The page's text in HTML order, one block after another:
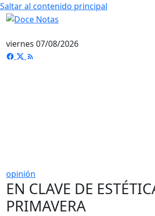
Saltar al contenido principal
viernes 07/08/2026
opinión
EN CLAVE DE
PRIMAVERA